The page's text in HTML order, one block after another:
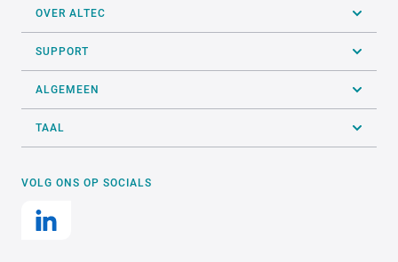
OVER ALTEC
SUPPORT
ALGEMEEN
TAAL
VOLG ONS OP SOCIALS